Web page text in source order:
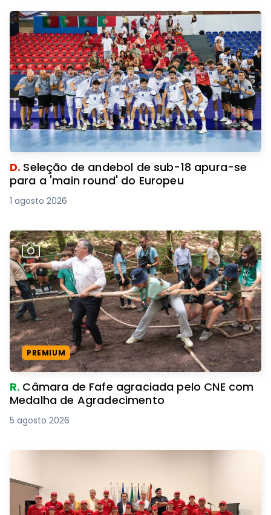
D. Seleção de andebol de sub-18 apura-se
para a 'main round' do Europeu
1 agosto 2026
PREMIUM
R. Câmara de Fafe agraciada pelo CNE com
Medalha de Agradecimento
5 agosto 2026